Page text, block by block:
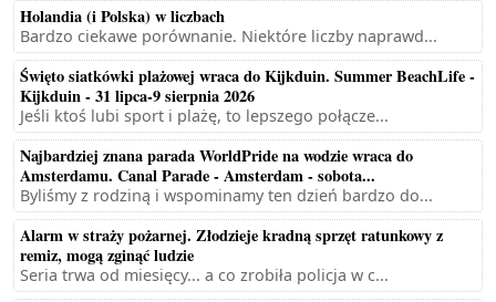
Holandia (i Polska) w liczbach
Bardzo ciekawe porównanie. Niektóre liczby naprawd...
Święto siatkówki plażowej wraca do Kijkduin. Summer BeachLife -
Kijkduin - 31 lipca-9 sierpnia 2026
Jeśli ktoś lubi sport i plażę, to lepszego połącze...
Najbardziej znana parada WorldPride na wodzie wraca do
Amsterdamu. Canal Parade - Amsterdam - sobota...
Byliśmy z rodziną i wspominamy ten dzień bardzo do...
Alarm w straży pożarnej. Złodzieje kradną sprzęt ratunkowy z
remiz, mogą zginąć ludzie
Seria trwa od miesięcy... a co zrobiła policja w c...